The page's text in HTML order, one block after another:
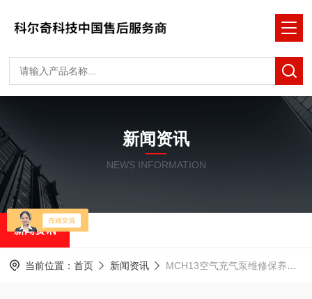
新闻资讯
NEWS INFORMATION
新闻资讯
当前位置： 首页 新闻资讯 MCH13空气充气泵维修保养实录